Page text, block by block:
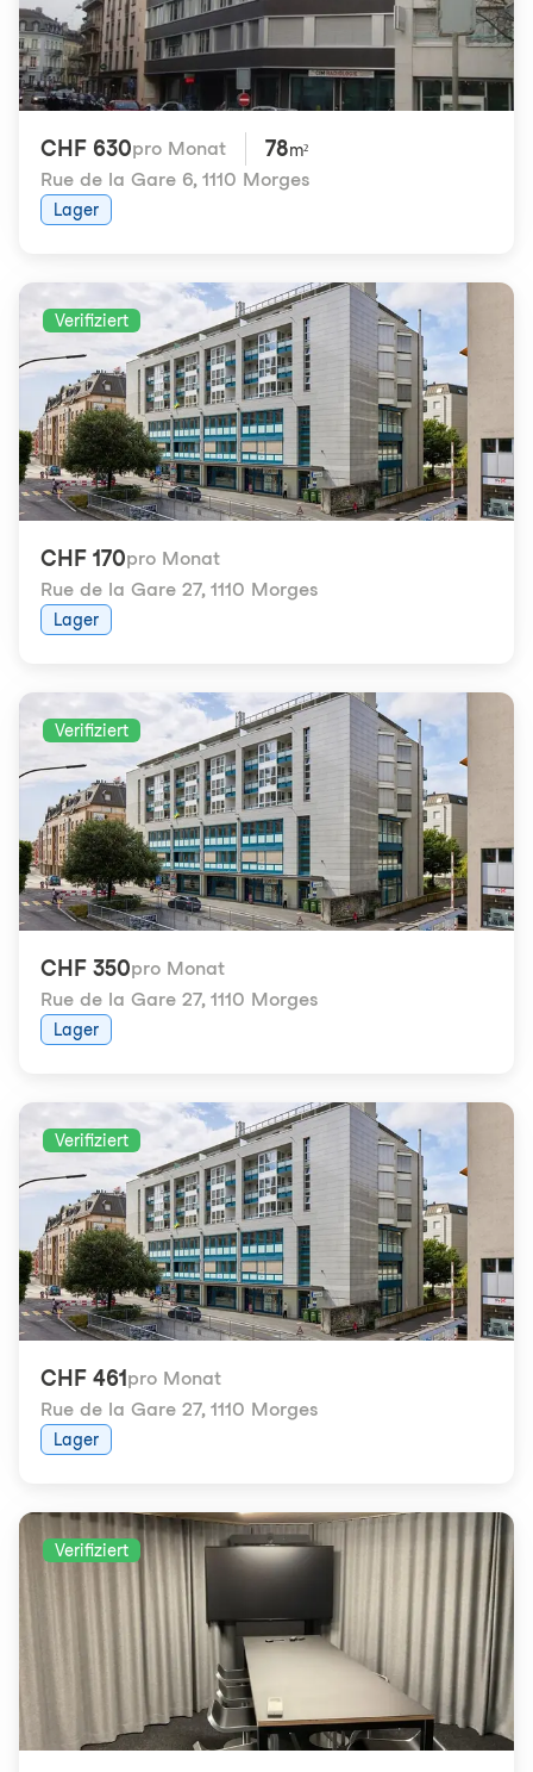
CHF 630pro Monat 78m²
Rue de la Gare 6, 1110 Morges
Lager
Verifiziert
CHF 170pro Monat
Rue de la Gare 27, 1110 Morges
Lager
Verifiziert
CHF 350pro Monat
Rue de la Gare 27, 1110 Morges
Lager
Verifiziert
CHF 461 pro Monat
Rue de la Gare 27, 1110 Morges
Lager
Verifiziert